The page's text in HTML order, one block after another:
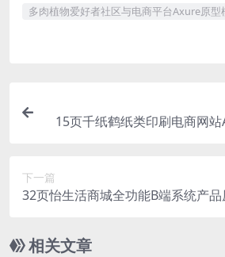
多肉植物爱好者社区与电商平台Axure原型
15页千纸鹤纸类印刷电商网
下一篇
32页怡生活商城全功能B端系统产
相关文章